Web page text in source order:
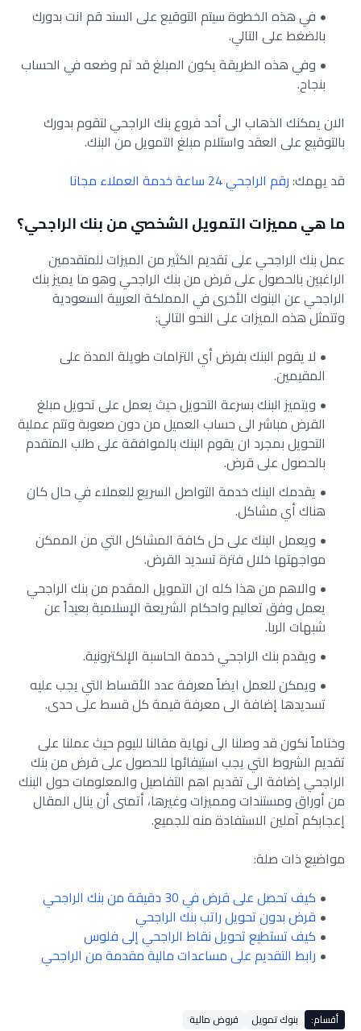
في هذه الخطوة سيتم التوقيع على السند قم انت بدورك
بالضغط على التالي.
وفي هذه الطريقة يكون المبلغ قد تم وضعه في الحساب
بنجاح.
الان يمكنك الذهاب الى أحد فروع بنك الراجحي لتقوم بدورك
بالتوقيع على العقد واستلام مبلغ التمويل من البنك.
قد يهمك:رقم الراجحي 24 ساعة خدمة العملاء مجانا
ما هي مميزات التمويل الشخصي من بنك الراجحي؟
عمل بنك الراجحي على تقديم الكثير من الميزات للمتقدمين
الراغبين بالحصول على قرض من بنك الراجحي وهو ما يميز بنك
الراجحي عن البنوك الأخرى في المملكة العربية السعودية
وتتمثل هذه الميزات على النحو التالي:
لا يقوم البنك بفرض أي التزامات طويلة المدة على
المقيمين.
ويتميز البنك بسرعة التحويل حيث يعمل على تحويل مبلغ
القرض مباشر الى حساب العميل من دون صعوبة وتتم عملية
التحويل بمجرد ان يقوم البنك بالموافقة على طلب المتقدم
بالحصول على قرض.
يقدمك البنك خدمة التواصل السريع للعملاء في حال كان
هناك أي مشاكل.
ويعمل البنك على حل كافة المشاكل التي من الممكن
مواجهتها خلال فترة تسديد القرض.
والاهم من هذا كله ان التمويل المقدم من بنك الراجحي
يعمل وفق تعاليم واحكام الشريعة الإسلامية بعيداً عن
شبهات الربا.
ويقدم بنك الراجحي خدمة الحاسبة الإلكترونية.
ويمكن للعمل ايضاً معرفة عدد الأقساط التي يجب عليه
تسديدها إضافة الى معرفة قيمة كل قسط على حدى.
وختاماً نكون قد وصلنا الى نهاية مقالنا لليوم حيث عملنا على
تقديم الشروط التي يجب استيفائها للحصول على قرض من بنك
الراجحي إضافة الى تقديم اهم التفاصيل والمعلومات حول البنك
من أوراق ومستندات ومميزات وغيرها، أتمنى أن ينال المقال
إعجابكم آملين الاستفادة منه للجميع.
مواضيع ذات صلة:
كيف تحصل على قرض في 30 دقيقة من بنك الراجحي
قرض بدون تحويل راتب بنك الراجحي
كيف تستطيع تحويل نقاط الراجحي إلى فلوس
رابط التقديم على مساعدات مالية مقدمة من الراجحي
أقسام: بنوك تمويل قروض مالية